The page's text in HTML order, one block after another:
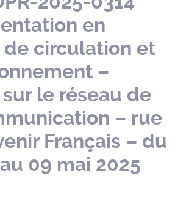
en
de circulation et
–
le réseau de
– rue
Français – du
09 mai 2025